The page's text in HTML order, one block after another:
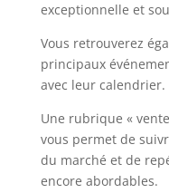
exceptionnelle et
Vous retrouverez
principaux
avec leur calendrier.
Une rubrique «
vous permet de
du marché et de
encore abordables.